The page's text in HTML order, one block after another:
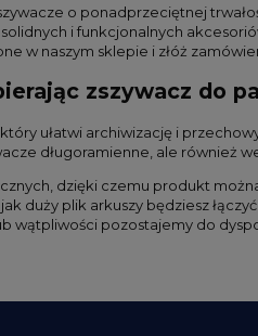
o ponadprzeciętnej
i funkcjonalnych
w naszym sklepie i złóż
zszywacz do
ułatwi archiwizację i
długoramienne, ale również
dzięki czemu produkt
duży plik arkuszy będziesz
wątpliwości pozostajemy do